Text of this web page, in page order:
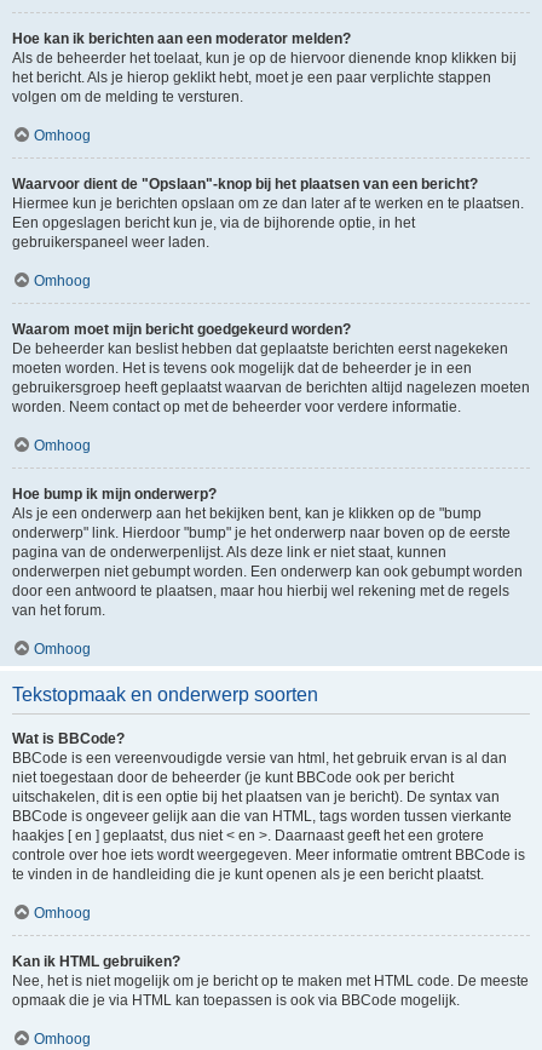
Hoe kan ik berichten aan een moderator melden?
Als de beheerder het toelaat, kun je op de hiervoor dienende knop klikken bij
het bericht. Als je hierop geklikt hebt, moet je een paar verplichte stappen
volgen om de melding te versturen.
Omhoog
Waarvoor dient de "Opslaan"-knop bij het plaatsen van een bericht?
Hiermee kun je berichten opslaan om ze dan later af te werken en te plaatsen.
Een opgeslagen bericht kun je, via de bijhorende optie, in het
gebruikerspaneel weer laden.
Omhoog
Waarom moet mijn bericht goedgekeurd worden?
De beheerder kan beslist hebben dat geplaatste berichten eerst nagekeken
moeten worden. Het is tevens ook mogelijk dat de beheerder je in een
gebruikersgroep heeft geplaatst waarvan de berichten altijd nagelezen moeten
worden. Neem contact op met de beheerder voor verdere informatie.
Omhoog
Hoe bump ik mijn onderwerp?
Als je een onderwerp aan het bekijken bent, kan je klikken op de "bump
onderwerp" link. Hierdoor "bump" je het onderwerp naar boven op de eerste
pagina van de onderwerpenlijst. Als deze link er niet staat, kunnen
onderwerpen niet gebumpt worden. Een onderwerp kan ook gebumpt worden
door een antwoord te plaatsen, maar hou hierbij wel rekening met de regels
van het forum.
Omhoog
Tekstopmaak en onderwerp soorten
Wat is BBCode?
BBCode is een vereenvoudigde versie van html, het gebruik ervan is al dan
niet toegestaan door de beheerder (je kunt BBCode ook per bericht
uitschakelen, dit is een optie bij het plaatsen van je bericht). De syntax van
BBCode is ongeveer gelijk aan die van HTML, tags worden tussen vierkante
haakjes [ en ] geplaatst, dus niet < en >. Daarnaast geeft het een grotere
controle over hoe iets wordt weergegeven. Meer informatie omtrent BBCode is
te vinden in de handleiding die je kunt openen als je een bericht plaatst.
Omhoog
Kan ik HTML gebruiken?
Nee, het is niet mogelijk om je bericht op te maken met HTML code. De meeste
opmaak die je via HTML kan toepassen is ook via BBCode mogelijk.
Omhoog